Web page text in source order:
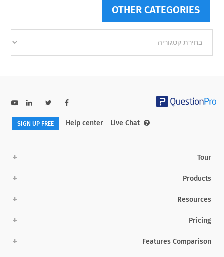
OTHER CATEGORIES
categories
Help center Live Chat
SIGN UP FREE
Tour
Products
Resources
Pricing
Features Comparison